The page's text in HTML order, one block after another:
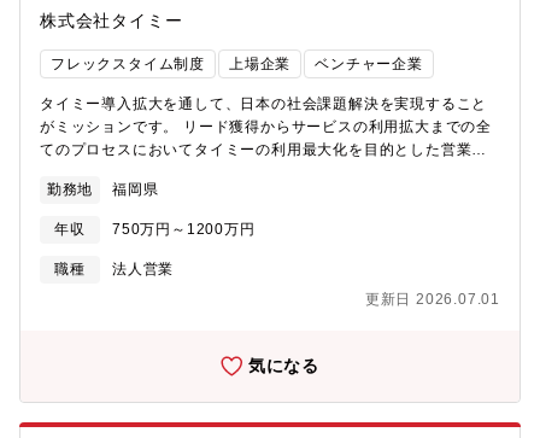
BPOはどうあるべきか」という問いに対し、自ら答えを出し、組
織を動かす醍醐味があります。【2】経営直結の大きな裁量各エリ
アの最高責任者として、独自の地域特性を活かしたセンター運営
や組織創りに携わることができます。【3】最先端AI/DX × オペレ
ーションの知見AI/DXのプロフェッショナルであるAI戦略統括部と
共に、次世代のオペレーション体制を構築するスキルが身につき
ます。【将来のキャリアパス】各センターでの実績や変革への貢
功序列ではなく、意思と成果を出した人材が正当に評価され、早
複数拠点を束ね、エリア全体の戦略・P/Lを統括■部長（ディレク
ター）：部門全体のトップとして事業を牽引■経営幹部：全社の経
き方を推進しています。【同社について】◎福岡と東京に本社、
大阪、札幌、仙台、名古屋、広島に営業機能を中心にオフィスを
構える、約140名の社員で構成のグロース市場上場のSaaS企業◎
けにクラウドやモバイルの技術を駆使したソリューション
（MDM）を提供をしMDM市場13年連続シェアTOPを誇る成長企
業！◎主力製品である［CLOMO］は企業や学校などの法人がスマ
ートフォンやタブレットPCなどを安全に利用するためのセキュリ
社超。◎具体的なお客様先は従業員500名を超える大企業が主な取
問わず全国で幅広く導入。継続率も97.4％と高い水準を誇る。
【CLOMOの強み】◎ブランド力：「国内13年連続シェアNo.1」
サポート力：「10年以上のノウハウを積み重ねた社内のカスタマ
株式会社タイミー
フレックスタイム制度 上場企業 ベンチャー企業
タイミー導入拡大を通して、日本の社会課題解決を実現すること
がミッションです。 リード獲得からサービスの利用拡大までの全
てのプロセスにおいてタイミーの利用最大化を目的とした営業活
築、商談機会の創出、アカウントプラン（個社に対する営業戦
略）の設計など、業務内容は多岐に渡ります。 クライアントごと
に異なる課題に向き合いながら、解決のために伴走するコンサル
ティング要素の強いポジションです。・タイミー導入後の効果測
ービス改善提案・課題設定/定量定性分析/仮説に基づいた各施策の
施策の企画立案から方向性検討・マネジメント業務Lメンバーの指
導・育成など1～2階層マネジメントL課題特定～戦略/戦術の施策
立案、運用【募集背景】株式会社タイミーは、「『はたらく』を
通じて人生の可能性を広げるインフラをつくる」というミッショ
勤務地 福岡県
年収 750万円～1200万円
職種
法人営業
更新日 2026.07.01
気になる